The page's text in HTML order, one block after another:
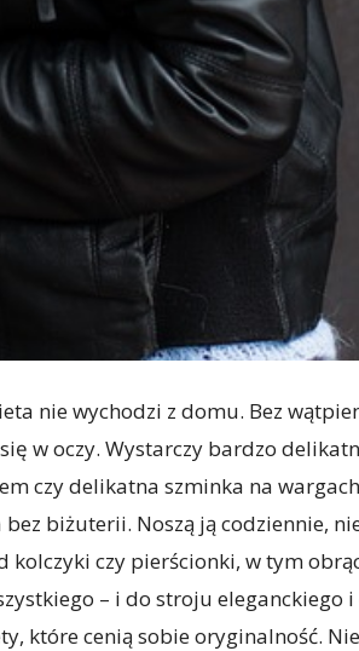
nie wychodzi z domu. Bez
w oczy. Wystarczy bardzo
czy delikatna szminka na
biżuterii. Noszą ją codziennie,
kolczyki czy pierścionki, w tym
– i do stroju eleganckiego i
które cenią sobie oryginalność.